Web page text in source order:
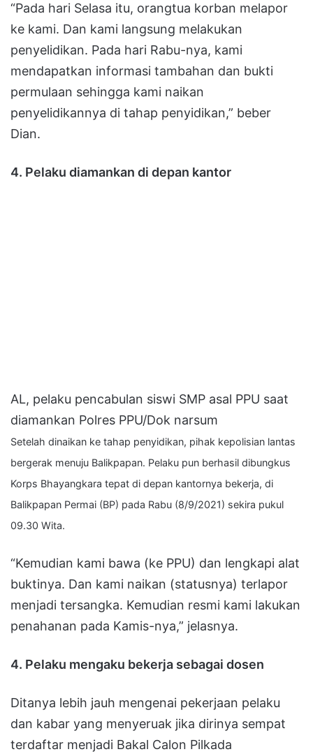
“Pada hari Selasa itu, orangtua korban melapor
ke kami. Dan kami langsung melakukan
penyelidikan. Pada hari Rabu-nya, kami
mendapatkan informasi tambahan dan bukti
permulaan sehingga kami naikan
penyelidikannya di tahap penyidikan,” beber
Dian.
4. Pelaku diamankan di depan kantor
AL, pelaku pencabulan siswi SMP asal PPU saat
diamankan Polres PPU/Dok narsum
Setelah dinaikan ke tahap penyidikan, pihak kepolisian lantas
bergerak menuju Balikpapan. Pelaku pun berhasil dibungkus
Korps Bhayangkara tepat di depan kantornya bekerja, di
Balikpapan Permai (BP) pada Rabu (8/9/2021) sekira pukul
09.30 Wita.
“Kemudian kami bawa (ke PPU) dan lengkapi alat
buktinya. Dan kami naikan (statusnya) terlapor
menjadi tersangka. Kemudian resmi kami lakukan
penahanan pada Kamis-nya,” jelasnya.
4. Pelaku mengaku bekerja sebagai dosen
Ditanya lebih jauh mengenai pekerjaan pelaku
dan kabar yang menyeruak jika dirinya sempat
terdaftar menjadi Bakal Calon Pilkada